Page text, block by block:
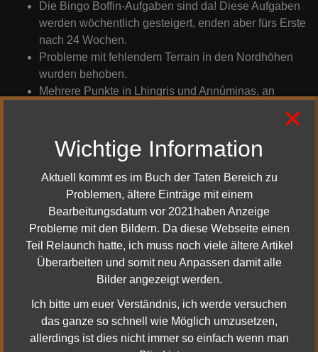
Die Bingo Boffin-Aufgaben sind da! Diese Aufgaben
werden wöchentlich gesteigert, enden aber fürs Erste
nach 24 Wochen.
Probleme mit fehlendem Terrain in den Nordhöhen
wurden behoben.
Mehrere Punkte in Lhingris und Annúminas, an
Schwarzwolds jetzt schneller.
Der wöchentliche Instanz-Wrapper von Wo die
Drachen Hausen, wird manchmal nicht mehr
zwischen Logout und Login zurückgesetzt.
Spieler auf den legendären Servern können jetzt auf
die Hütte von Grimbeorn zugreifen, um ihre Quests
der Klasse 50 abzuschließen.
Hochelben - Quest: In die Dunkelheit fällt ein Stern -
Ein bedeutender NPC sollte am Ende der Schlacht
Thikil-gundu - Die Gesundheit von Fellgeist wurde in
Tier 3 verringert. Kanalisierer können jetzt durch
Gefährtenmanöver unterbrochen werden.
×
Wichtige Information
Aktuell kommt es im Buch der Taten Bereich zu
Problemen, ältere Einträge mit einem
Bearbeitungsdatum vor 2021haben Anzeige
Probleme mit den Bildern. Da diese Webseite einen
Teil Relaunch hatte, ich muss noch viele ältere Artikel
Überarbeiten und somit neu Anpassen damit alle
Bilder angezeigt werden.
Ich bitte um euer Verständnis, ich werde versuchen
das ganze so schnell wie Möglich umzusetzen,
allerdings ist dies nicht immer so einfach wenn man